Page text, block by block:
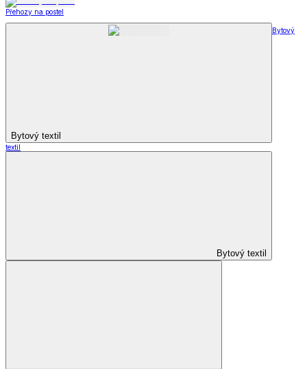
Přehozy na postel
Bytový textil
Bytový
textil
Bytový textil